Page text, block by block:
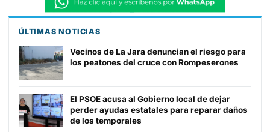
ÚLTIMAS NOTICIAS
Vecinos de La Jara denuncian el riesgo para
los peatones del cruce con Rompeserones
El PSOE acusa al Gobierno local de dejar
perder ayudas estatales para reparar daños
de los temporales